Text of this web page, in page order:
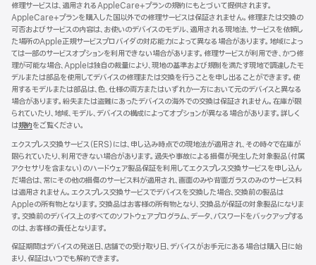
ン
ド
ウ
で
開
き
ま
す）
修理サービスは、適用されるAppleCare+プランの規約にもとづいて提供されます。
AppleCare+プランを購入した国以外での修理サービスは保証されません。修理または交換の
可否およびサービスの内容は、お使いのデバイスのモデル、適用される現地法、サービスを依頼し
た場所のApple正規サービスプロバイダの対応能力によって異なる場合があります。地域によっ
ては一部のサービスオプションを利用できない場合があります。修理サービスが利用でき、かつ修
理が可能な場合、Appleは独自の裁量により、現地の基準および規制を満たす現地で調達したモ
デルまたは部品を使用してデバイスの修理または交換を行うことを申し出ることができます。使
用するモデルまたは部品は、色、仕様の両方またはいずれか一方において元のデバイスと異なる
場合があります。紛失または盗難にあったデバイスの海外での交換は保証されません。在庫が限
られていたり、地域、モデル、デバイスの構成によってオプションが異なる場合があります。詳しく
は規約（新
ウ
イ
ン
ド
ウ
で
開
き
ま
す）
をご覧ください。
エクスプレス交換サービス（ERS）には、申し込み時点での現地法が適用され、その時々で在庫が
限られていたり、利用できない場合があります。過失や事故による損傷が発生した対象製品（付属
アクセサリを含まない）のハードウェア製品保証を利用してエクスプレス交換サービスを申し込ん
だ場合は、常にその他の損傷のサービス料が適用され、画面のみや背面ガラスのみのサービス料
は適用されません。エクスプレス交換サービスでデバイスを交換した場合、交換前の製品は
Appleの所有物となります。交換品はお客様の所有物となり、交換品が保証の対象製品になりま
す。交換前のデバイス上のすべてのソフトウェアプログラム、データ、パスワードをバックアップする
のは、お客様の責任となります。
保証期間はデバイスの発送日、店舗での受け取り日、デバイスがお手元にある場合は購入日に始
まり、保証はいつでも解約できます。